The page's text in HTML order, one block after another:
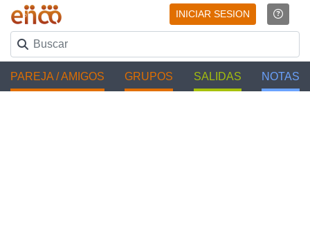
INICIAR SESION
PAREJA / AMIGOS GRUPOS SALIDAS NOTAS